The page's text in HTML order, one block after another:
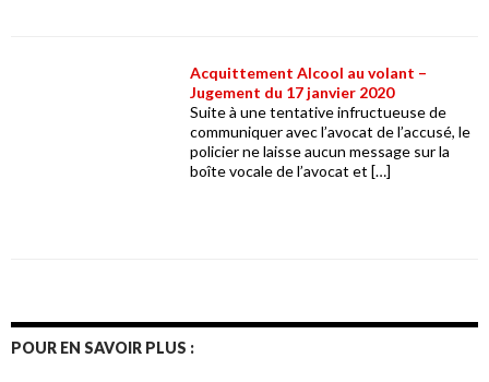
Acquittement Alcool au volant –
Jugement du 17 janvier 2020
Suite à une tentative infructueuse de
communiquer avec l’avocat de l’accusé, le
policier ne laisse aucun message sur la
boîte vocale de l’avocat et […]
POUR EN SAVOIR PLUS :